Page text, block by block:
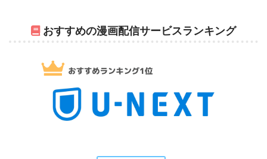
おすすめの漫画配信サービスランキング